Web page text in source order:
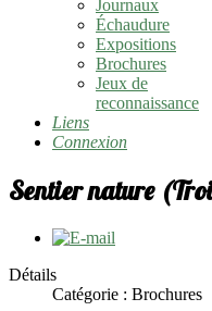
Journaux
Échaudure
Expositions
Brochures
Jeux de
reconnaissance
Liens
Connexion
Sentier nature
Détails
Catégorie : Brochures